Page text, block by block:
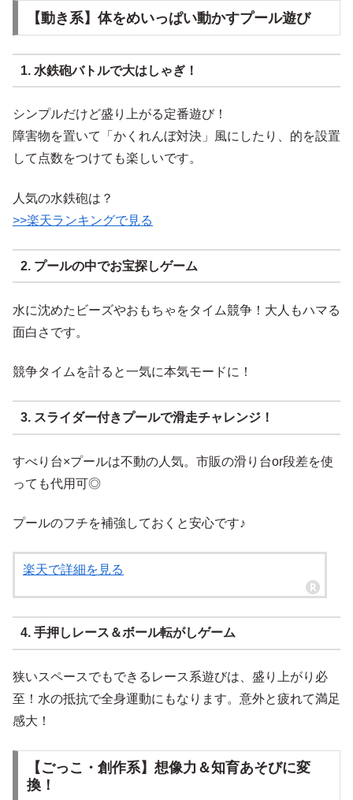
【動き系】体をめいっぱい動かすプール遊び
1. 水鉄砲バトルで大はしゃぎ！
シンプルだけど盛り上がる定番遊び！
障害物を置いて「かくれんぼ対決」風にしたり、的を設置
して点数をつけても楽しいです。
人気の水鉄砲は？
>>楽天ランキングで見る
2. プールの中でお宝探しゲーム
水に沈めたビーズやおもちゃをタイム競争！大人もハマる
面白さです。
競争タイムを計ると一気に本気モードに！
3. スライダー付きプールで滑走チャレンジ！
すべり台×プールは不動の人気。市販の滑り台or段差を使
っても代用可◎
プールのフチを補強しておくと安心です♪
楽天で詳細を見る
4. 手押しレース＆ボール転がしゲーム
狭いスペースでもできるレース系遊びは、盛り上がり必
至！水の抵抗で全身運動にもなります。意外と疲れて満足
感大！
【ごっこ・創作系】想像力＆知育あそびに変
換！